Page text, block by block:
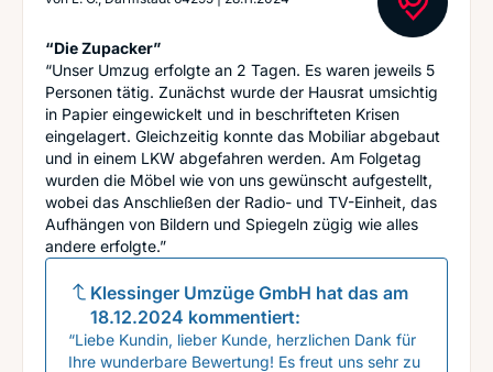
“Die Zupacker”
“Unser Umzug erfolgte an 2 Tagen. Es waren jeweils 5
Personen tätig. Zunächst wurde der Hausrat umsichtig
in Papier eingewickelt und in beschrifteten Krisen
eingelagert. Gleichzeitig konnte das Mobiliar abgebaut
und in einem LKW abgefahren werden. Am Folgetag
wurden die Möbel wie von uns gewünscht aufgestellt,
wobei das Anschließen der Radio- und TV-Einheit, das
Aufhängen von Bildern und Spiegeln zügig wie alles
andere erfolgte.”
Klessinger Umzüge GmbH hat das am
18.12.2024 kommentiert:
“Liebe Kundin, lieber Kunde, herzlichen Dank für
Ihre wunderbare Bewertung! Es freut uns sehr zu